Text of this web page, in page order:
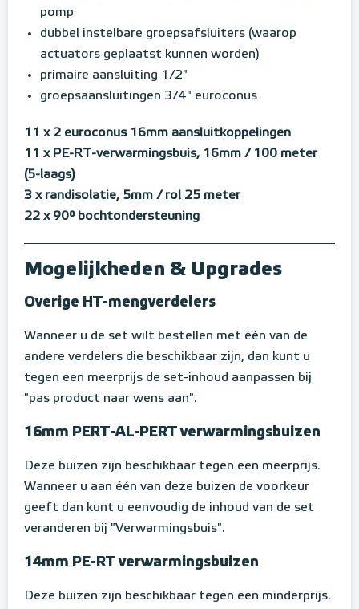
pomp
dubbel instelbare groepsafsluiters (waarop
actuators geplaatst kunnen worden)
primaire aansluiting 1/2"
groepsaansluitingen 3/4" euroconus
11 x 2 euroconus 16mm aansluitkoppelingen
11 x PE-RT-verwarmingsbuis, 16mm / 100 meter
(5-laags)
3 x randisolatie, 5mm / rol 25 meter
22 x 90° bochtondersteuning
Mogelijkheden & Upgrades
Overige HT-mengverdelers
Wanneer u de set wilt bestellen met één van de
andere verdelers die beschikbaar zijn, dan kunt u
tegen een meerprijs de set-inhoud aanpassen bij
"pas product naar wens aan".
16mm PERT-AL-PERT verwarmingsbuizen
Deze buizen zijn beschikbaar tegen een meerprijs.
Wanneer u aan één van deze buizen de voorkeur
geeft dan kunt u eenvoudig de inhoud van de set
veranderen bij "Verwarmingsbuis".
14mm PE-RT verwarmingsbuizen
Deze buizen zijn beschikbaar tegen een minderprijs.